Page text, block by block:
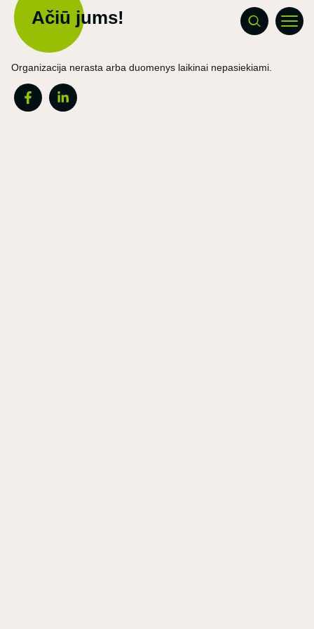
Ačiū jums!
Organizacija nerasta arba duomenys laikinai nepasiekiami.